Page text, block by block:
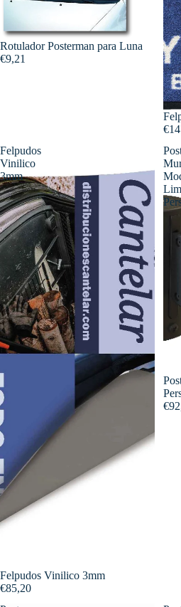
Rotulador Posterman para Luna
€9,21
Felpudos
Vinilico
3mm
Felpudos Vinilico 3mm
€85,20